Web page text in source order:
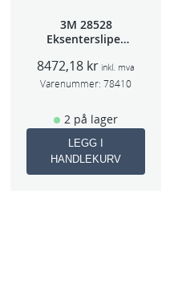
3M 28528
Eksentersliper
3mm slag
70×198
8472,18 kr inkl. mva
Varenummer: 78410
2 på lager
LEGG I
HANDLEKURV